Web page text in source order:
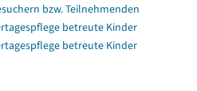
bzw. Teilnehmenden
betreute Kinder
betreute Kinder